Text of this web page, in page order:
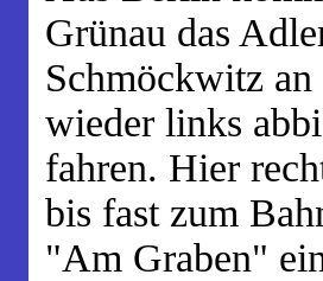
Grünau das
Schmöckwitz
wieder links
fahren. Hier
bis fast zum
"Am Graben"